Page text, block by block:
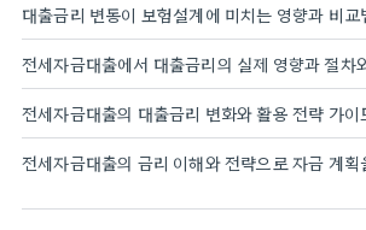
대출금리 변동이 보험설계에 미치는 영향과 비교
전세자금대출에서 대출금리의 실제 영향과 절차
전세자금대출의 대출금리 변화와 활용 전략 가이